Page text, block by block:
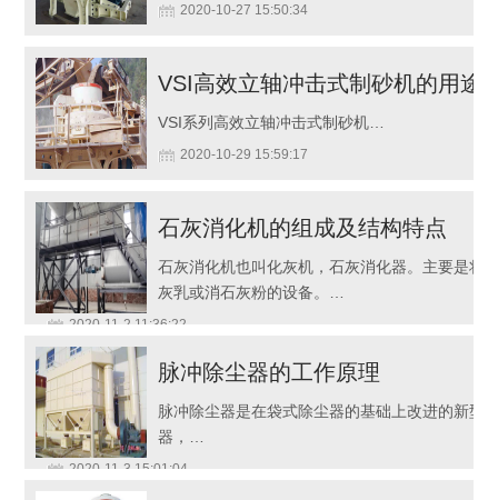
2020-10-27 15:50:34
VSI高效立轴冲击式制砂机的用途
VSI系列高效立轴冲击式制砂机…
2020-10-29 15:59:17
石灰消化机的组成及结构特点
石灰消化机也叫化灰机，石灰消化器。主要是将
灰乳或消石灰粉的设备。…
2020-11-2 11:36:22
脉冲除尘器的工作原理
脉冲除尘器是在袋式除尘器的基础上改进的新型
器，…
2020-11-3 15:01:04